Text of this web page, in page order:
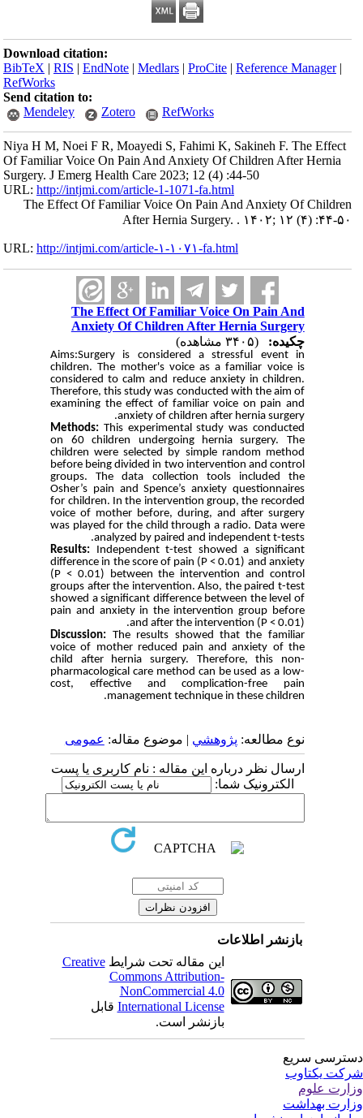
Download citation:
BibTeX |RIS |EndNote |Medlars |ProCite |Reference Manager
RefWorks
Send citation to:
Mendeley
Zotero RefWorks
Niya H M, Noei F R, Moayedi S, Fahimi K, Sakineh F. The Effect
Of Familiar Voice On Pain And Anxiety Of Children After Hernia
Surgery. J Emerg Health Care 2023; 12 (4) :44-50
URL:http://intjmi.com/article-1-1071-fa.html
The Effect Of Familiar Voice On Pain And Anxiety Of Children
After Hernia Surgery. . ۱۴۰۲; ۱۲ (۴) :۴۴-۵۰
URL:http://intjmi.com/article-۱-۱۰۷۱-fa.html
The Effect Of Familiar Voice On Pain And
Anxiety Of Children After Hernia Surgery
چکیده:
Aims:Surgery is considered a stressful event in
children. The mother's voice as a familiar voice is
considered to calm and reduce anxiety in children.
Therefore, this study was conducted with the aim of
examining the effect of familiar voice on pain and
anxiety of children after hernia surgery.
Methods:This experimental study was conducted
on 60 children undergoing hernia surgery. The
children were selected by simple random method
before being divided in two intervention and control
groups. The data collection tools included the
Osher’s pain and Spence’s anxiety questionnaires
for children. In the intervention group, the recorded
voice of mother before, during, and after surgery
was played for the child through a radio. Data were
analyzed by paired and independent t-tests.
Results:Independent t-test showed a significant
difference in the score of pain (P < 0.01) and anxiety
(P < 0.01) between the intervention and control
groups after the intervention. Also, the paired t-test
showed a significant difference between the level of
pain and anxiety in the intervention group before
and after the intervention (P < 0.01).
Discussion:The results showed that the familiar
voice of mother reduced pain and anxiety of the
child after hernia surgery. Therefore, this non-
pharmacological care method can be used as a low-
cost, effective and complication-free pain
management technique in these children.
نوع مطالعه:پژوهشي| موضوع مقاله:عمومى
ارسال نظر درباره این مقاله : نام کاربری یا پست
الکترونیک شما:
بازنشر اطلاعات
این مقاله تحت شرایطCreative
Commons Attribution-
NonCommercial 4.0
International Licenseقابل
بازنشر است.
سریع
یکتاوب
علوم
بهداشت